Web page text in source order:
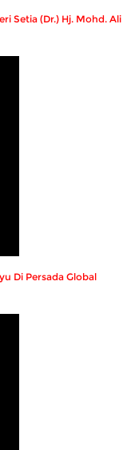
Setia (Dr.) Hj. Mohd.
Di Persada Global